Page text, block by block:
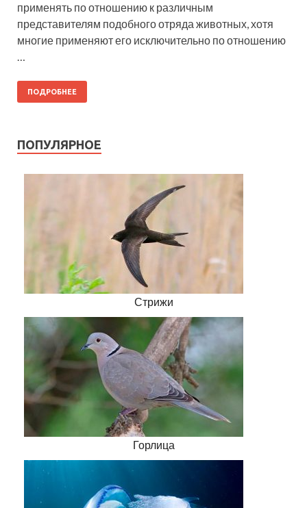
применять по отношению к различным
представителям подобного отряда животных, хотя
многие применяют его исключительно по отношению
…
ПОДРОБНЕЕ
ПОПУЛЯРНОЕ
Стрижи
Горлица